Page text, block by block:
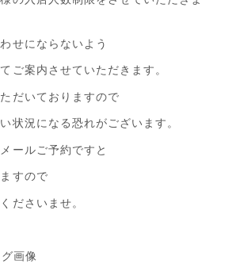
せにならないよう
ご案内させていただきます。
だいておりますので
状況になる恐れがございます。
ールご予約ですと
すので
ださいませ。